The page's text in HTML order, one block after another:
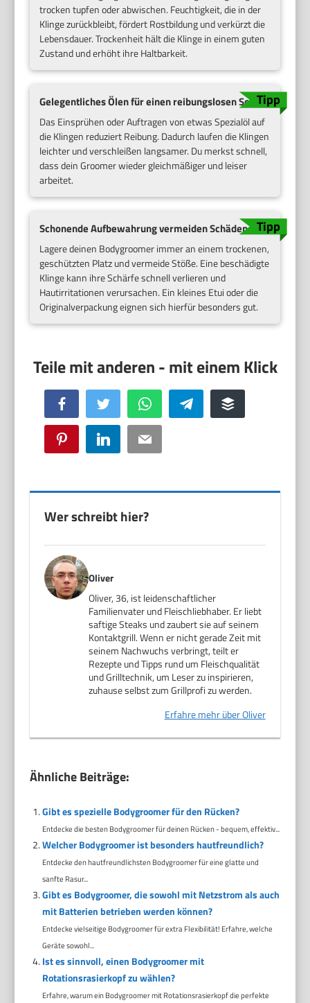
trocken tupfen oder abwischen. Feuchtigkeit, die in der
Klinge zurückbleibt, fördert Rostbildung und verkürzt die
Lebensdauer. Trockenheit hält die Klinge in einem guten
Zustand und erhöht ihre Haltbarkeit.
Gelegentliches Ölen für einen reibungslosen Schnitt
Das Einsprühen oder Auftragen von etwas Spezialöl auf
die Klingen reduziert Reibung. Dadurch laufen die Klingen
leichter und verschleißen langsamer. Du merkst schnell,
dass dein Groomer wieder gleichmäßiger und leiser
arbeitet.
Schonende Aufbewahrung vermeiden Schäden
Lagere deinen Bodygroomer immer an einem trockenen,
geschützten Platz und vermeide Stöße. Eine beschädigte
Klinge kann ihre Schärfe schnell verlieren und
Hautirritationen verursachen. Ein kleines Etui oder die
Originalverpackung eignen sich hierfür besonders gut.
Facebook Twitter WhatsApp Telegram Buffer
Pinterest LinkedIn Email
Wer schreibt hier?
Oliver
Oliver, 36, ist leidenschaftlicher
Familienvater und Fleischliebhaber. Er liebt
saftige Steaks und zaubert sie auf seinem
Kontaktgrill. Wenn er nicht gerade Zeit mit
seinem Nachwuchs verbringt, teilt er
Rezepte und Tipps rund um Fleischqualität
und Grilltechnik, um Leser zu inspirieren,
zuhause selbst zum Grillprofi zu werden.
Erfahre mehr über Oliver
Ähnliche Beiträge:
Gibt es spezielle Bodygroomer für den Rücken?
Entdecke die besten Bodygroomer für deinen Rücken - bequem, effektiv...
Welcher Bodygroomer ist besonders hautfreundlich?
Entdecke den hautfreundlichsten Bodygroomer für eine glatte und
sanfte Rasur...
Gibt es Bodygroomer, die sowohl mit Netzstrom als auch
mit Batterien betrieben werden können?
Entdecke vielseitige Bodygroomer für extra Flexibilität! Erfahre, welche
Geräte sowohl...
Ist es sinnvoll, einen Bodygroomer mit
Rotationsrasierkopf zu wählen?
Erfahre, warum ein Bodygroomer mit Rotationsrasierkopf die perfekte